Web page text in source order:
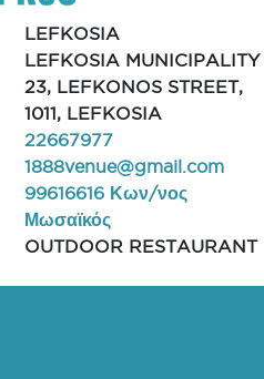
LEFKOSIA
LEFKOSIA MUNICIPALITY
23, LEFKONOS STREET,
1011, LEFKOSIA
22667977
1888venue@gmail.com
99616616 Κων/νος
Μωσαϊκός
OUTDOOR RESTAURANT